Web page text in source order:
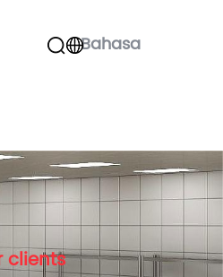
Bahasa
clients